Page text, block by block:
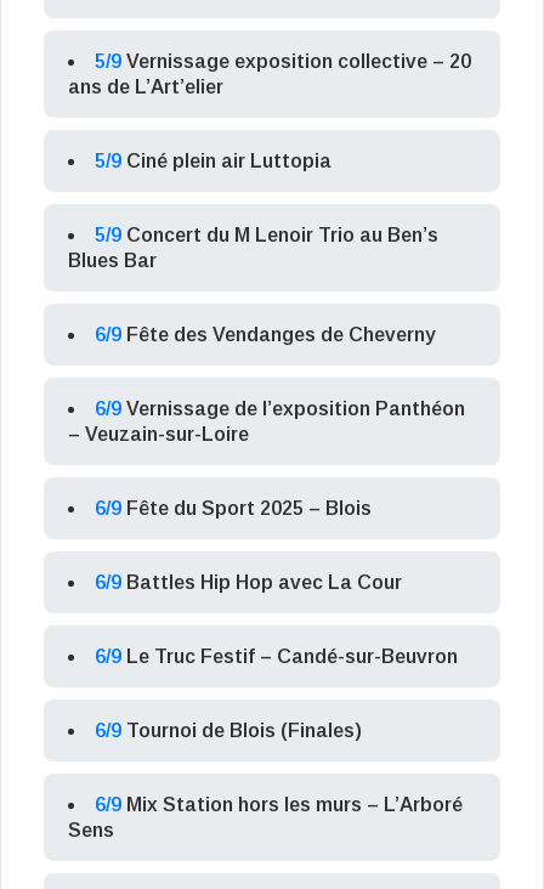
5/9 Vernissage exposition collective – 20
ans de L’Art’elier
5/9 Ciné plein air Luttopia
5/9 Concert du M Lenoir Trio au Ben’s
Blues Bar
6/9 Fête des Vendanges de Cheverny
6/9 Vernissage de l’exposition Panthéon
– Veuzain-sur-Loire
6/9 Fête du Sport 2025 – Blois
6/9 Battles Hip Hop avec La Cour
6/9 Le Truc Festif – Candé-sur-Beuvron
6/9 Tournoi de Blois (Finales)
6/9 Mix Station hors les murs – L’Arboré
Sens